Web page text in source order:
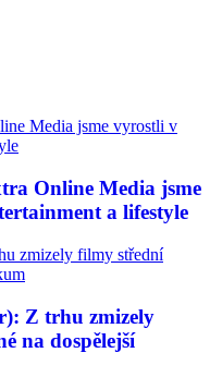
Online Media jsme
a lifestyle
Z trhu zmizely
na dospělejší